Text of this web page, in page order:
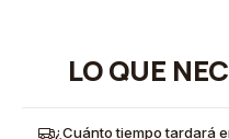
LO QUE
¿Cuánto tiempo tardará